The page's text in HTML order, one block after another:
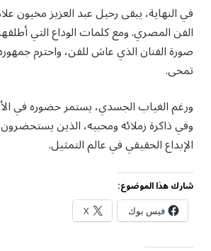
في النهاية، يبقى رحيل عبد العزيز مخيون
الفن المصري. ومع كلمات الوداع التي
صورة الفنان الذي عاش للفن، واحترم
تمحى.
ورغم الغياب الجسدي، يستمر حضوره في
وفي ذاكرة زملائه ومحبيه، الذين
الإبداع الحقيقي في عالم التمثيل.
شارك هذا الموضوع:
فيس بوك X